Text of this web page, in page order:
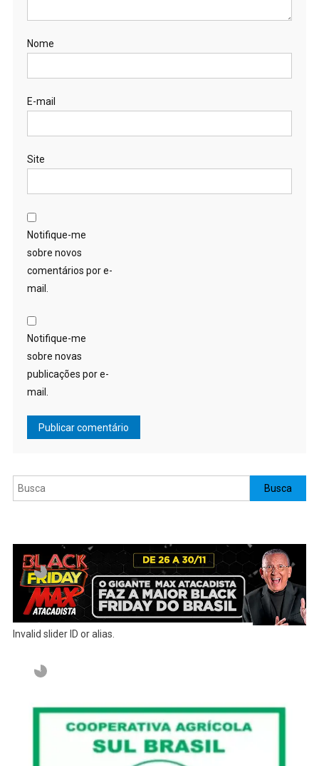
Nome
E-mail
Site
Notifique-me
sobre novos
comentários por e-
mail.
Notifique-me
sobre novas
publicações por e-
mail.
Pesquisar Busca